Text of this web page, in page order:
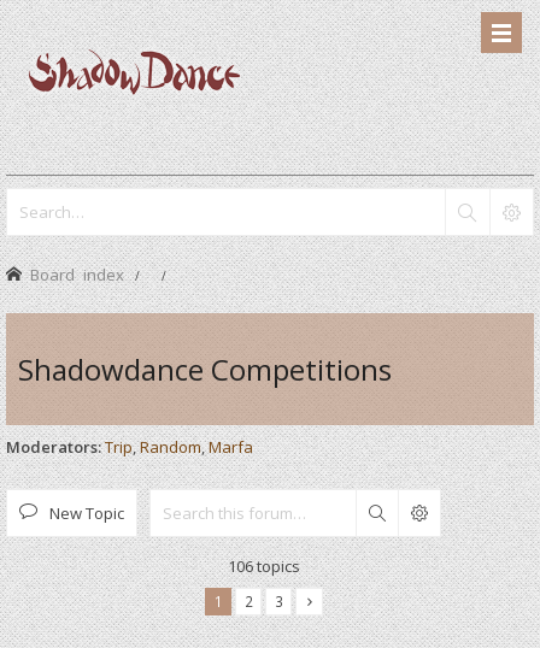
Board index
Shadowdance Competitions
Moderators:Trip,Random,Marfa
New Topic Search
106 topics
1 2 3